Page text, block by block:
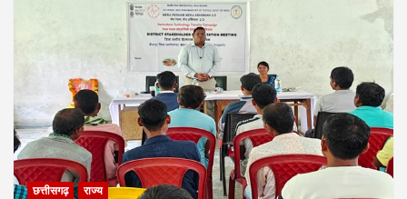
छत्तीसगढ़ राज्य